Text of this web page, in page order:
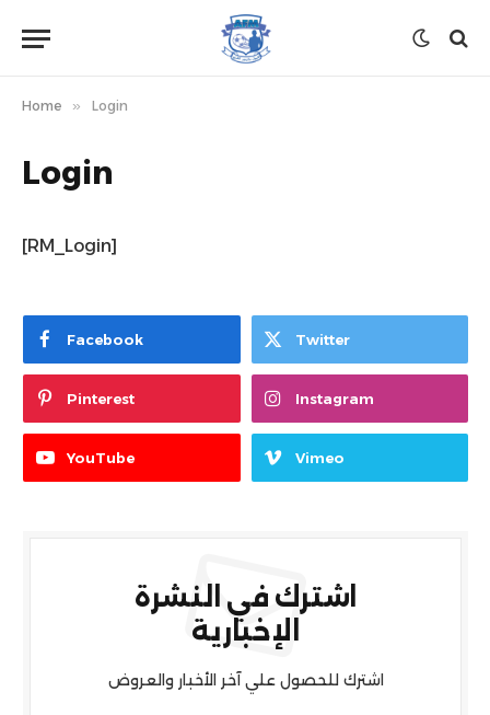
Home » Login
Login
[RM_Login]
Facebook Twitter
Pinterest Instagram
YouTube Vimeo
اشترك في النشرة
الإخبارية
اشترك للحصول علي آخر الأخبار والعروض